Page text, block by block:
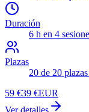
Duración
6 h en 4
Plazas
20 de 20
59 €39 €EUR
Ver detalles